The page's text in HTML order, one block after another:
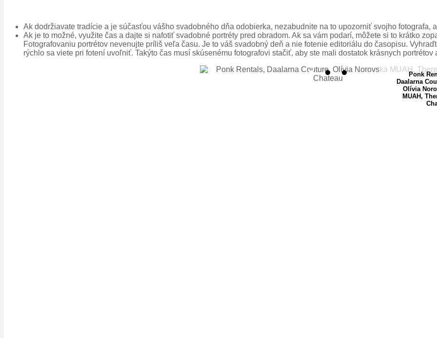
Ak dodržiavate tradície a je súčasťou vášho svadobného dňa odobierka, nezabudnite na to upozorniť svojho fotografa,
Ak je to možné, využite čas a dajte si nafotiť svadobné portréty pred obradom. Ak sa vám podarí, môžete si to krátko
Fotografovaniu portrétov nevenujte príliš veľa času. Je to váš svadobný deň a nie fotenie editoriálu do časopisu.
rýchlo sa viete pri fotení uvoľniť. Takýto čas musí skúsenému fotografovi stačiť, aby ste mali dostatok krásnych
Ponk
Daalarna
Olívia
MUAH,